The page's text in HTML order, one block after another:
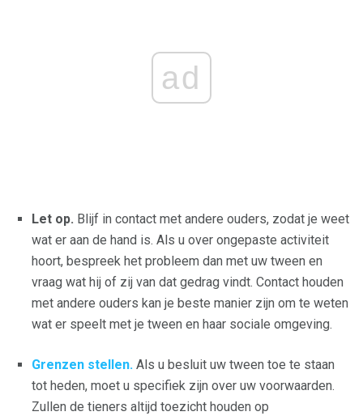
ad
Let op. Blijf in contact met andere ouders, zodat je weet
wat er aan de hand is. Als u over ongepaste activiteit
hoort, bespreek het probleem dan met uw tween en
vraag wat hij of zij van dat gedrag vindt. Contact houden
met andere ouders kan je beste manier zijn om te weten
wat er speelt met je tween en haar sociale omgeving.
Grenzen stellen. Als u besluit uw tween toe te staan ​​
tot heden, moet u specifiek zijn over uw voorwaarden.
Zullen de tieners altijd toezicht houden op